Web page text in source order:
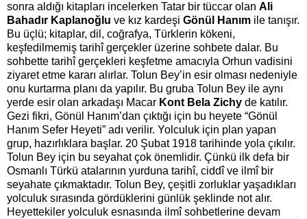
sonra aldığı kitapları incelerken Tatar bir tüccar olan Ali
Bahadır Kaplanoğlu ve kız kardeşi Gönül Hanım ile tanışır.
Bu üçlü; kitaplar, dil, coğrafya, Türklerin kökeni,
keşfedilmemiş tarihî gerçekler üzerine sohbete dalar. Bu
sohbette tarihî gerçekleri keşfetme amacıyla Orhun vadisini
ziyaret etme kararı alırlar. Tolun Bey’in esir olması nedeniyle
onu kurtarma planı da yapılır. Bu gruba Tolun Bey ile aynı
yerde esir olan arkadaşı Macar Kont Bela Zichy de katılır.
Gezi fikri, Gönül Hanım’dan çıktığı için bu heyete “Gönül
Hanım Sefer Heyeti” adı verilir. Yolculuk için plan yapan
grup, hazırlıklara başlar. 20 Şubat 1918 tarihinde yola çıkılır.
Tolun Bey için bu seyahat çok önemlidir. Çünkü ilk defa bir
Osmanlı Türkü atalarının yurduna tarihî, ciddî ve ilmî bir
seyahate çıkmaktadır. Tolun Bey, çeşitli zorluklar yaşadıkları
yolculuk sırasında gördüklerini günlük şeklinde not alır.
Heyettekiler yolculuk esnasında ilmî sohbetlerine devam